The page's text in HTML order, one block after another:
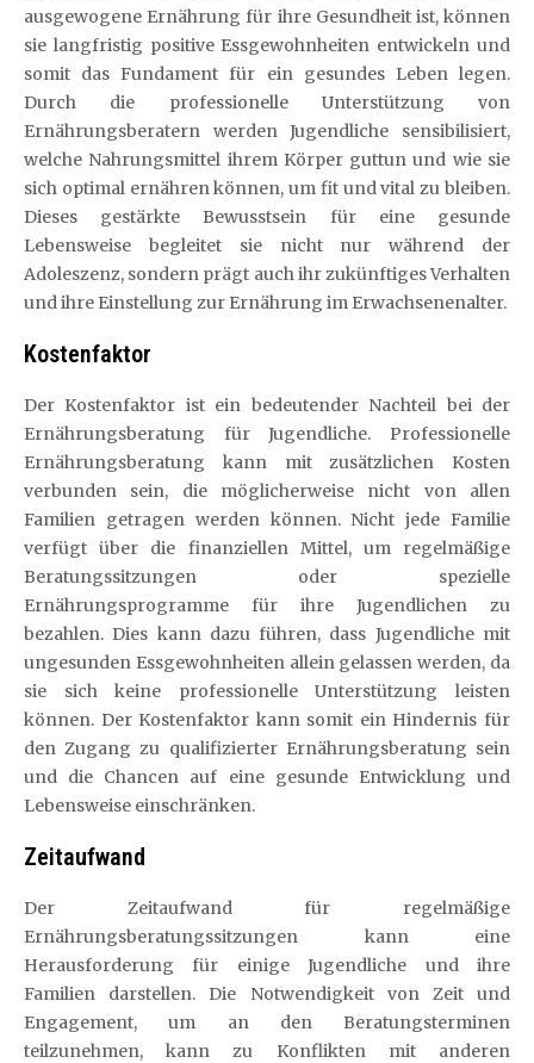
ausgewogene Ernährung für ihre Gesundheit ist, können
sie langfristig positive Essgewohnheiten entwickeln und
somit das Fundament für ein gesundes Leben legen.
Durch die professionelle Unterstützung von
Ernährungsberatern werden Jugendliche sensibilisiert,
welche Nahrungsmittel ihrem Körper guttun und wie sie
sich optimal ernähren können, um fit und vital zu bleiben.
Dieses gestärkte Bewusstsein für eine gesunde
Lebensweise begleitet sie nicht nur während der
Adoleszenz, sondern prägt auch ihr zukünftiges Verhalten
und ihre Einstellung zur Ernährung im Erwachsenenalter.
Kostenfaktor
Der Kostenfaktor ist ein bedeutender Nachteil bei der
Ernährungsberatung für Jugendliche. Professionelle
Ernährungsberatung kann mit zusätzlichen Kosten
verbunden sein, die möglicherweise nicht von allen
Familien getragen werden können. Nicht jede Familie
verfügt über die finanziellen Mittel, um regelmäßige
Beratungssitzungen oder spezielle
Ernährungsprogramme für ihre Jugendlichen zu
bezahlen. Dies kann dazu führen, dass Jugendliche mit
ungesunden Essgewohnheiten allein gelassen werden, da
sie sich keine professionelle Unterstützung leisten
können. Der Kostenfaktor kann somit ein Hindernis für
den Zugang zu qualifizierter Ernährungsberatung sein
und die Chancen auf eine gesunde Entwicklung und
Lebensweise einschränken.
Zeitaufwand
Der Zeitaufwand für regelmäßige
Ernährungsberatungssitzungen kann eine
Herausforderung für einige Jugendliche und ihre
Familien darstellen. Die Notwendigkeit von Zeit und
Engagement, um an den Beratungsterminen
teilzunehmen, kann zu Konflikten mit anderen